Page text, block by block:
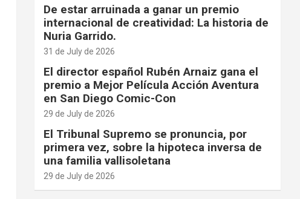
De estar arruinada a ganar un premio
internacional de creatividad: La historia de
Nuria Garrido.
31 de July de 2026
El director español Rubén Arnaiz gana el
premio a Mejor Película Acción Aventura
en San Diego Comic-Con
29 de July de 2026
El Tribunal Supremo se pronuncia, por
primera vez, sobre la hipoteca inversa de
una familia vallisoletana
29 de July de 2026